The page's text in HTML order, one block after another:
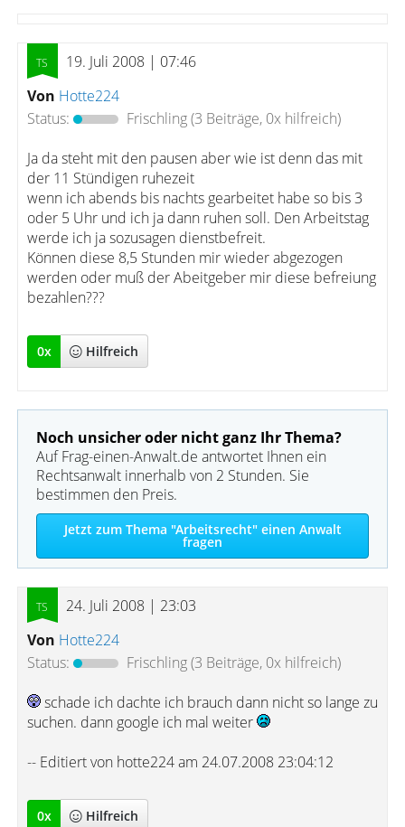
19. Juli 2008 | 07:46
Von Hotte224
Status:
Frischling(3 Beiträge, 0x hilfreich)
Ja da steht mit den pausen aber wie ist denn das mit
der 11 Stündigen ruhezeit
wenn ich abends bis nachts gearbeitet habe so bis 3
oder 5 Uhr und ich ja dann ruhen soll. Den Arbeitstag
werde ich ja sozusagen dienstbefreit.
Können diese 8,5 Stunden mir wieder abgezogen
werden oder muß der Abeitgeber mir diese befreiung
bezahlen???
0x Hilfreich
Noch unsicher oder nicht ganz Ihr Thema?
Auf Frag-einen-Anwalt.de antwortet Ihnen ein
Rechtsanwalt innerhalb von 2 Stunden. Sie
bestimmen den Preis.
Jetzt zum Thema "Arbeitsrecht" einen Anwalt
fragen
24. Juli 2008 | 23:03
Von Hotte224
Status:
Frischling(3 Beiträge, 0x hilfreich)
schade ich dachte ich brauch dann nicht so lange zu
suchen. dann google ich mal weiter
-- Editiert von hotte224 am 24.07.2008 23:04:12
0x Hilfreich